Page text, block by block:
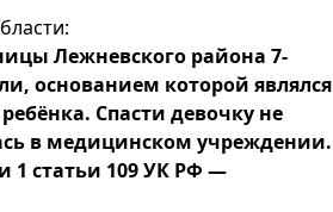
Лежневского района 7-
основанием которой являлся
Спасти девочку не
в медицинском учреждении.
1 статьи 109 УК РФ —